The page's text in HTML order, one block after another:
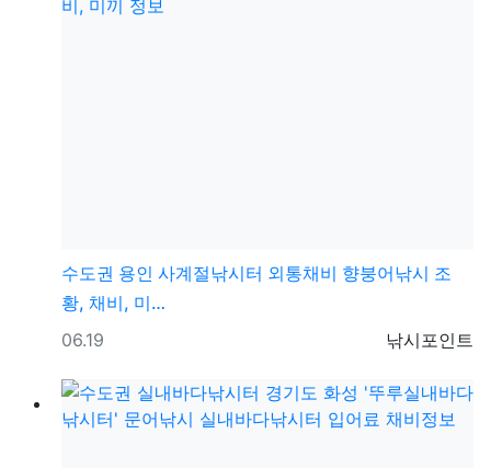
수도권 용인 사계절낚시터 외통채비 향붕어낚시 조
황, 채비, 미…
등록자
낚시포인트
등록일
06.19